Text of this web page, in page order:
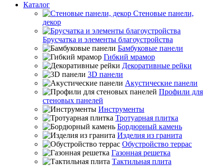
Каталог
Стеновые панели,
декор
Брусчатка и элементы благоустройства
Бамбуковые панели
Гибкий мрамор
Декоративные рейки
3D панели
Акустические панели
Профили для
стеновых панелей
Инструменты
Тротуарная плитка
Бордюрный камень
Изделия из гранита
Обустройство террас
Газонная решетка
Тактильная плита